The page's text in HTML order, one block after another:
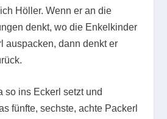
Höller. Wenn er an die
denkt, wo die Enkelkinder
auspacken, dann denkt er
so ins Eckerl setzt und
fünfte, sechste, achte Packerl